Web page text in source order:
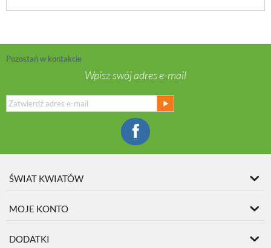
Pozostań w kontakcie
Wpisz swój adres e-mail
ŚWIAT KWIATÓW
MOJE KONTO
DODATKI